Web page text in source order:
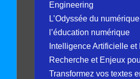
Engineering
L’Odyssée du
l’éducation numérique
Intelligence Artificielle
Recherche et Enjeux
Transformez vos textes